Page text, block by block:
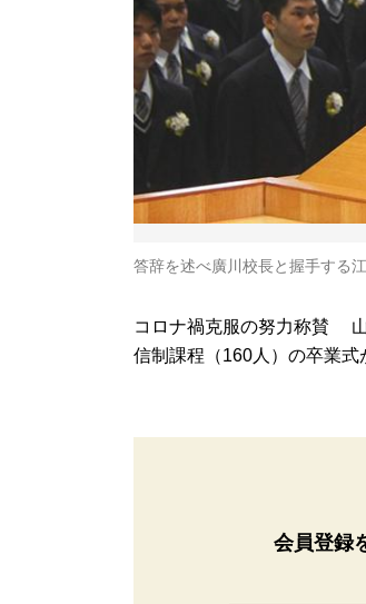
答辞を述べ廣川校長と握手する
コロナ禍克服の努力称賛 山
信制課程（160人）の卒業
会員登録